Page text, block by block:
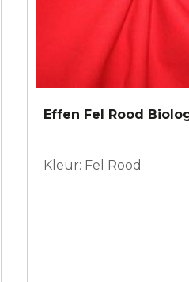
Effen Fel Rood
Kleur: Fel Rood